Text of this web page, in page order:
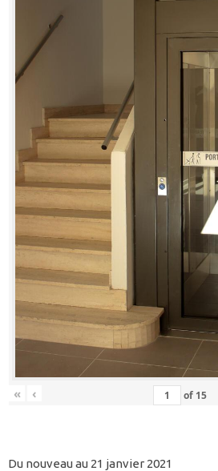
« ‹ of 15
Du nouveau au 21 janvier 2021